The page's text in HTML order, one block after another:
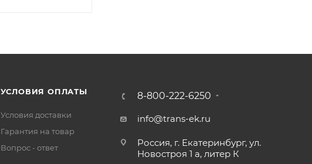
УСЛОВИЯ ОПЛАТЫ
Условия доставки
Гарантия на товар
Вопрос - ответ
8-800-222-6250
info@trans-ek.ru
Россия, г. Екатеринбург, ул.
Новостроя 1 а, литер К